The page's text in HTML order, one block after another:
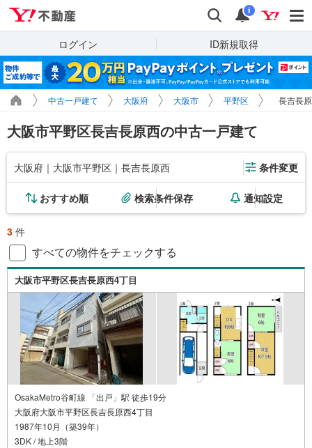
検索 通知
i
ログイン ID新規取得
中古一戸建て 大阪府 大阪市 平野区 長吉長
大阪市平野区長吉長原西の中古一戸建て
大阪府｜大阪市平野区｜長吉長原西 条件変更
おすすめ順 検索条件保存 通知設定
3 件
すべての物件をチェックする
大阪市平野区長吉長原西4丁目
OsakaMetro谷町線 「出戸」駅 徒歩19分
大阪府大阪市平野区長吉長原西4丁目
1987年10月（築39年）
3DK / 地上3階